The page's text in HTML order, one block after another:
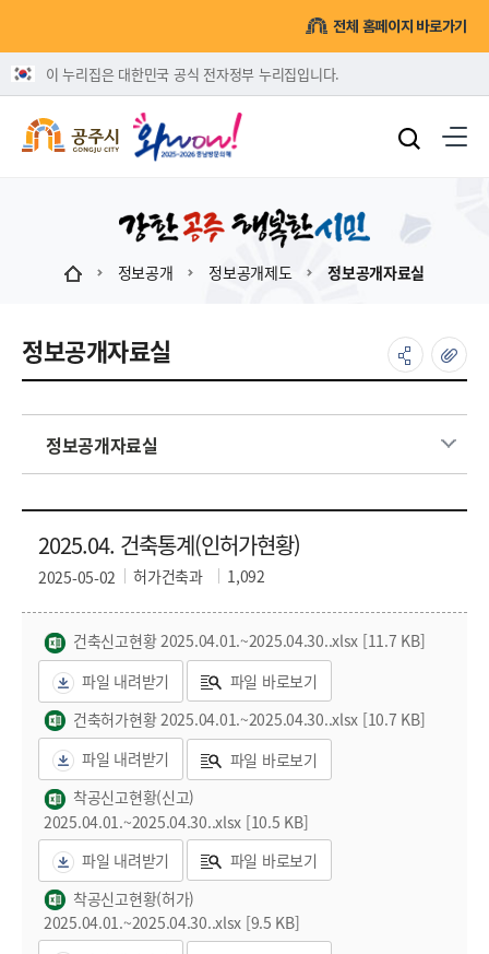
전체 홈페이지 바로가기
이 누리집은 대한민국 공식 전자정부 누리집입니다.
정보공개 정보공개제도 정보공개자료실
정보공개자료실
정보공개자료실
2025.04. 건축통계(인허가현황)
허가건축과 1,092
2025-05-02
건축신고현황 2025.04.01.~2025.04.30..xlsx [11.7 KB]
파일 내려받기
파일 바로보기
건축허가현황 2025.04.01.~2025.04.30..xlsx [10.7 KB]
파일 내려받기
파일 바로보기
착공신고현황(신고)
2025.04.01.~2025.04.30..xlsx [10.5 KB]
파일 내려받기
파일 바로보기
착공신고현황(허가)
2025.04.01.~2025.04.30..xlsx [9.5 KB]